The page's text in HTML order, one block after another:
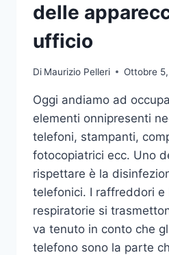
delle
ufficio
Di Maurizio Pelleri Ottobre
Oggi andiamo ad
elementi onnipresenti
telefoni, stampanti,
fotocopiatrici ecc. Uno
rispettare è la
telefonici. I raffreddori e
respiratorie si
va tenuto in conto che
telefono sono la parte